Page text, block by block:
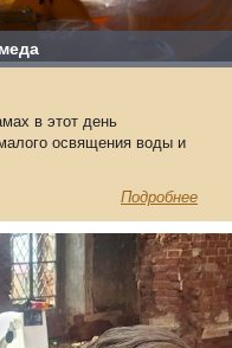
в этот день
освящения воды и
Подробнее